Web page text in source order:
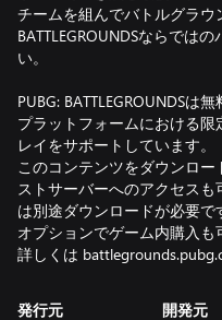
チームを組んでバトルグラウ
BATTLEGROUNDSならでは
い。
PUBG: BATTLEGROUNDSは
プラットフォームにおける
レイをサポートしています。
このコンテンツをダウンロー
ストサーバーへのアクセス
は別途ダウンロードが必要で
オプションでゲーム内購入も
詳しくは
発行元 開発元